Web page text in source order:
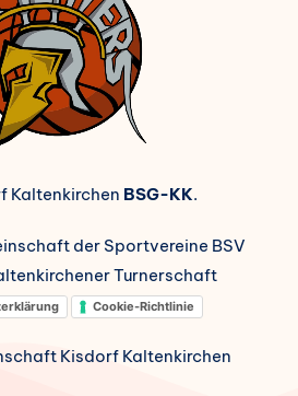
Kaltenkirchen BSG-KK.
der Sportvereine BSV
Turnerschaft
Cookie-Richtlinie
Kisdorf Kaltenkirchen